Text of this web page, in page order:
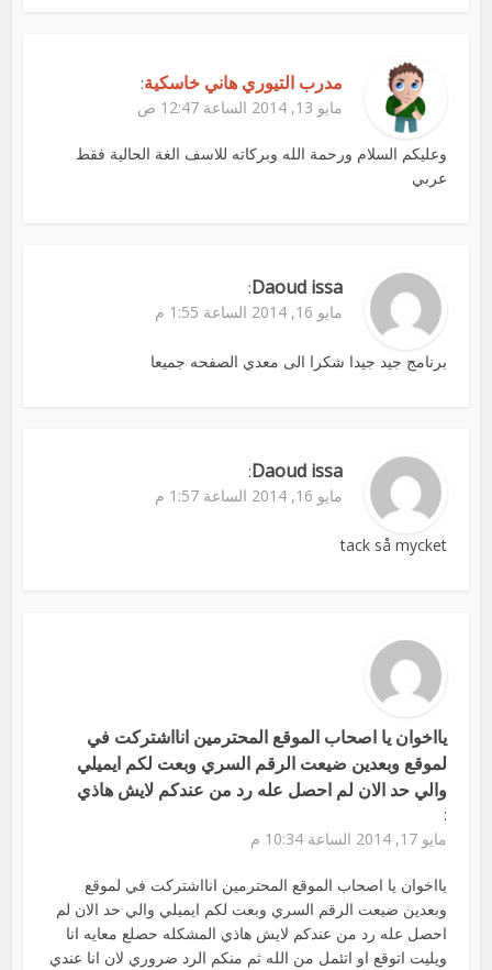
مدرب التيوري هاني خاسكية:
مايو 13, 2014 الساعة 12:47 ص
وعليكم السلام ورحمة الله وبركاته للاسف الغة الحالية فقط
عربي
Daoud issa
:
مايو 16, 2014 الساعة 1:55 م
برنامج جيد جيدا شكرا الى معدي الصفحه جميعا
Daoud issa
:
مايو 16, 2014 الساعة 1:57 م
tack så mycket
يااخوان يا اصحاب الموقع المحترمين انااشتركت في
لموقع وبعدين ضيعت الرقم السري وبعت لكم ايميلي
والي حد الان لم احصل عله رد من عندكم لايش هاذي
:
مايو 17, 2014 الساعة 10:34 م
يااخوان يا اصحاب الموقع المحترمين انااشتركت في لموقع
وبعدين ضيعت الرقم السري وبعت لكم ايميلي والي حد الان لم
احصل عله رد من عندكم لايش هاذي المشكله حصلع معايه انا
ويليت اتوقع او اتئمل من الله ثم منكم الرد ضروري لان انا عندي